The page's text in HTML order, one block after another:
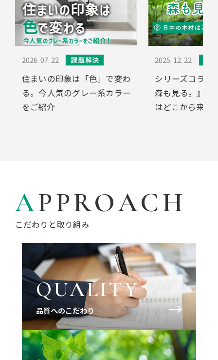
2025. 12. 22
シリーズコラム『木を見て。
森も見る。』 ②日本の木材
はどこから来ているの？
2025. 05. 07
兼松由奈選
ト【ツール・
2025】
APPROACH
こだわりと取り組み
QUALITY
品質へのこだわり